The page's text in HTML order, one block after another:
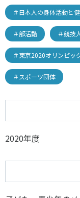
＃日本人の身体活動と
＃部活動 ＃競技
＃東京2020オリンピッ
＃スポーツ団体
2020年度